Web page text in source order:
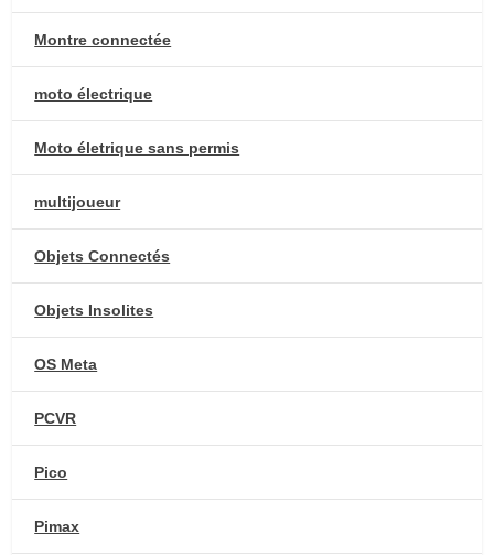
Montre connectée
moto électrique
Moto életrique sans permis
multijoueur
Objets Connectés
Objets Insolites
OS Meta
PCVR
Pico
Pimax